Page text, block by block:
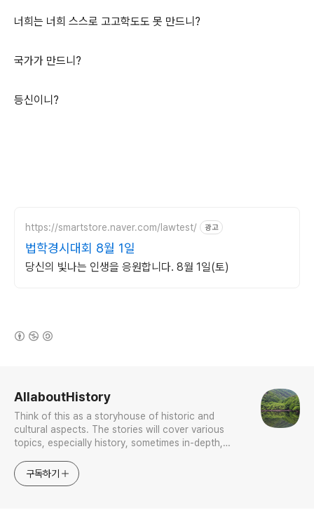
너희는 너희 스스로 고고학도도 못 만드니?
국가가 만드니?
등신이니?
https://smartstore.naver.com/lawtest/ 광고
법학경시대회 8월 1일
당신의 빛나는 인생을 응원합니다. 8월 1일(토)
AllaboutHistory
Think of this as a storyhouse of historic and
cultural aspects. The stories will cover various
topics, especially history, sometimes in-depth,
approach will be to resist any common sense or
generalized viewpoint
구독하기